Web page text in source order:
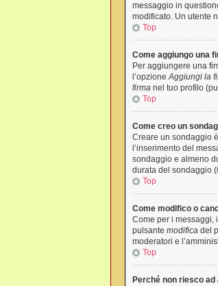
messaggio in
modificato. Un utente
Top
Come aggiungo una
Per aggiungere una
l’opzioneAggiungi la
firma nel tuo profilo
Top
Come creo un
Creare un sondaggio
l’inserimento del
sondaggio e almeno
durata del sondaggio
Top
Come modifico o
Come per i messaggi,
pulsante modifica del
moderatori e
Top
Perché non riesco